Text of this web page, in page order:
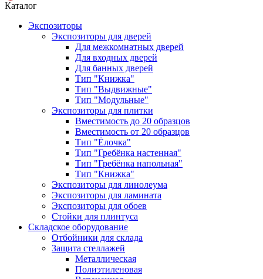
Каталог
Экспозиторы
Экспозиторы для дверей
Для межкомнатных дверей
Для входных дверей
Для банных дверей
Тип "Книжка"
Тип "Выдвижные"
Тип "Модульные"
Экспозиторы для плитки
Вместимость до 20 образцов
Вместимость от 20 образцов
Тип "Ёлочка"
Тип "Гребёнка настенная"
Тип "Гребёнка напольная"
Тип "Книжка"
Экспозиторы для линолеума
Экспозиторы для ламината
Экспозиторы для обоев
Стойки для плинтуса
Складское оборудование
Отбойники для склада
Защита стеллажей
Металлическая
Полиэтиленовая